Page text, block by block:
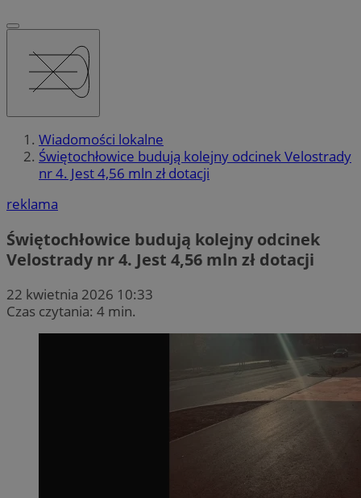
Wiadomości lokalne
Świętochłowice budują kolejny odcinek Velostrady
nr 4. Jest 4,56 mln zł dotacji
reklama
Świętochłowice budują kolejny odcinek
Velostrady nr 4. Jest 4,56 mln zł dotacji
22 kwietnia 2026 10:33
Czas czytania: 4 min.